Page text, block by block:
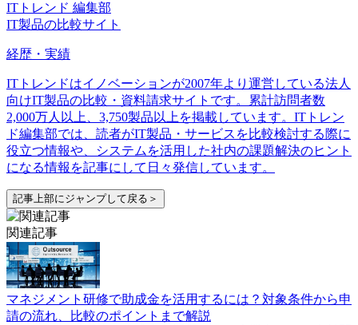
ITトレンド 編集部
IT製品の比較サイト
経歴・実績
ITトレンドはイノベーションが2007年より運営している法人
向けIT製品の比較・資料請求サイトです。累計訪問者数
2,000万人以上、3,750製品以上を掲載しています。ITトレン
ド編集部では、読者がIT製品・サービスを比較検討する際に
役立つ情報や、システムを活用した社内の課題解決のヒント
になる情報を記事にして日々発信しています。
記事上部にジャンプして戻る＞
関連記事
マネジメント研修で助成金を活用するには？対象条件から申
請の流れ、比較のポイントまで解説